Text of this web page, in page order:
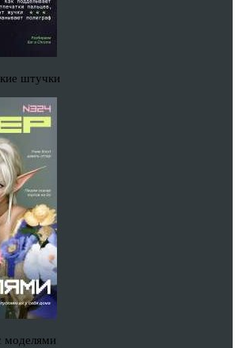
штучки
моделями